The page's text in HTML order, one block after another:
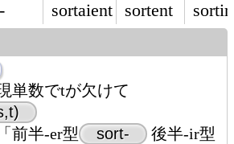
sortaient
sortent
単数でtが欠けて
前半-er型
sort-
後半-ir型